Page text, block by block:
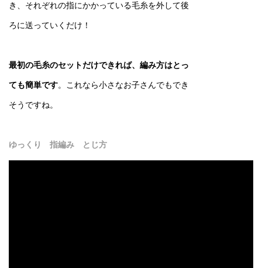
き、それぞれの指にかかっている毛糸を外して後
ろに送っていくだけ！
最初の毛糸のセットだけできれば、編み方はとっ
ても簡単です。これなら小さなお子さんでもでき
そうですね。
ゆっくり 指編み とじ方